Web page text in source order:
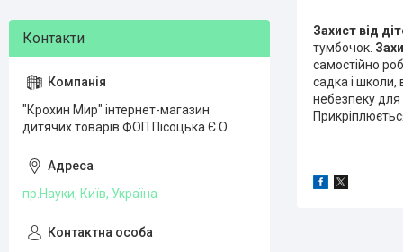
Захист від
тумбочок.
самостійно
садка і школи,
небезпеку для
"Крохин Мир" інтернет-магазин
дитячих товарів ФОП Пісоцька Є.О.
пр.Науки, Київ, Україна